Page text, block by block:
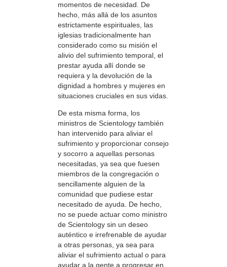
momentos de necesidad. De
hecho, más allá de los asuntos
estrictamente espirituales, las
iglesias tradicionalmente han
considerado como su misión el
alivio del sufrimiento temporal, el
prestar ayuda allí donde se
requiera y la devolución de la
dignidad a hombres y mujeres en
situaciones cruciales en sus vidas.
De esta misma forma, los
ministros de Scientology también
han intervenido para aliviar el
sufrimiento y proporcionar consejo
y socorro a aquellas personas
necesitadas, ya sea que fuesen
miembros de la congregación o
sencillamente alguien de la
comunidad que pudiese estar
necesitado de ayuda. De hecho,
no se puede actuar como ministro
de Scientology sin un deseo
auténtico e irrefrenable de ayudar
a otras personas, ya sea para
aliviar el sufrimiento actual o para
ayudar a la gente a progresar en